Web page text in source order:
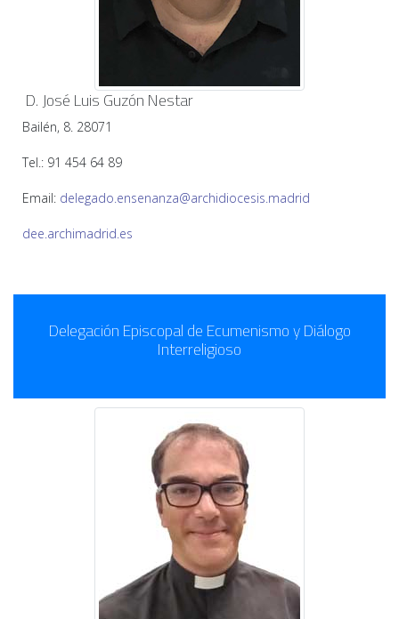
D. José Luis Guzón Nestar
Bailén, 8. 28071
Tel.: 91 454 64 89
Email: delegado.ensenanza@archidiocesis.madrid
dee.archimadrid.es
Delegación Episcopal de Ecumenismo y Diálogo
Interreligioso